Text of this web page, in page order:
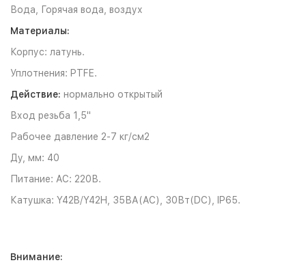
Вода, Горячая вода, воздух
Материалы:
Корпус: латунь.
Уплотнения: PTFE.
Действие: нормально открытый
Вход резьба 1,5"
Рабочее давление 2-7 кг/см2
Ду, мм: 40
Питание: AC: 220В.
Катушка: Y42B/Y42H, 35ВА(AC), 30Вт(DC), IP65.
Внимание: